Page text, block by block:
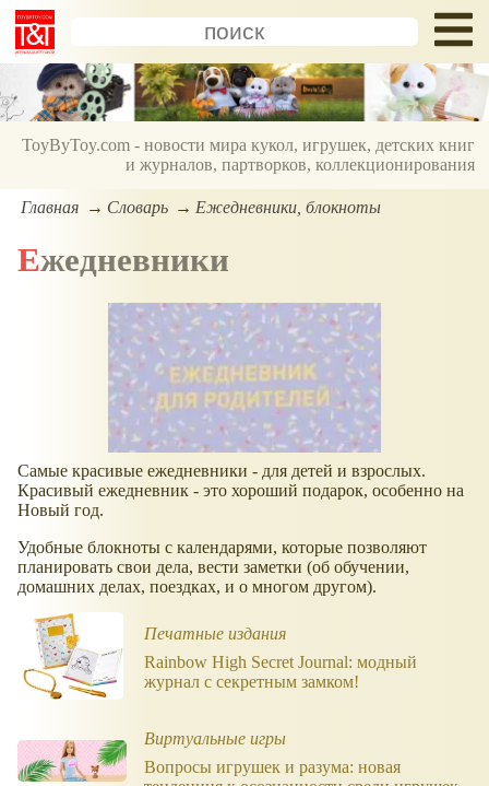
ToyByToy.com - новости мира кукол, игрушек, детских книг
и журналов, партворков, коллекционирования
Главная Словарь Ежедневники, блокноты
Ежедневники
Самые красивые ежедневники - для детей и взрослых.
Красивый ежедневник - это хороший подарок, особенно на
Новый год.
Удобные блокноты с календарями, которые позволяют
планировать свои дела, вести заметки (об обучении,
домашних делах, поездках, и о многом другом).
Печатные издания
Rainbow High Secret Journal: модный
журнал с секретным замком!
Виртуальные игры
Вопросы игрушек и разума: новая